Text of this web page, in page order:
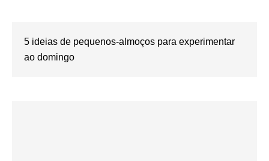
5 ideias de pequenos-almoços para experimentar
ao domingo